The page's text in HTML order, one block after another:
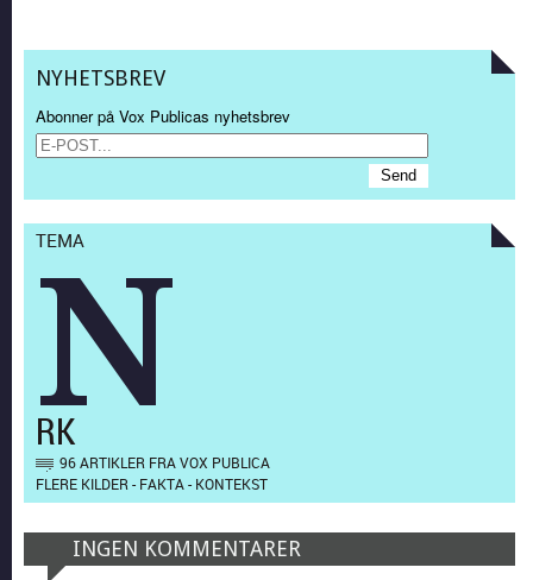
NYHETSBREV
Abonner på Vox Publicas nyhetsbrev
TEMA
N
RK
96 ARTIKLER FRA VOX PUBLICA
FLERE KILDER - FAKTA - KONTEKST
INGEN KOMMENTARER